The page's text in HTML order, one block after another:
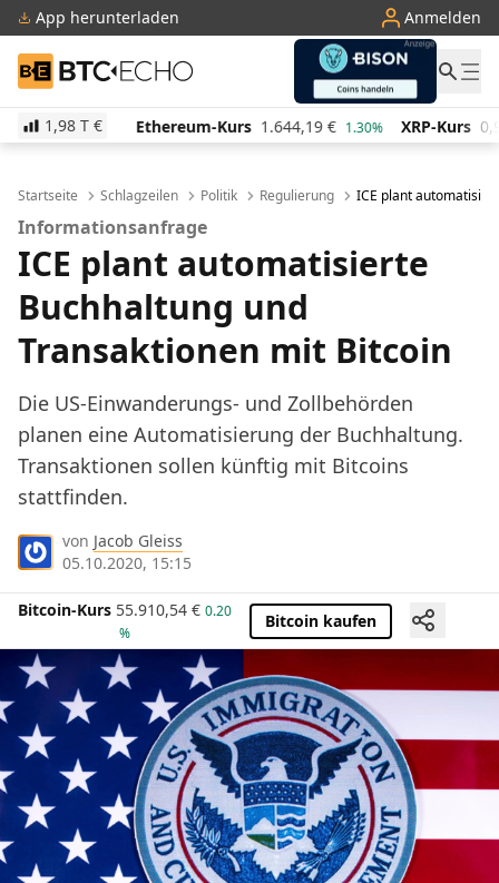
App herunterladen Anmelden
BTC-ECHO
1,98 T €
€ 0.20% Ethereum-Kurs 1.644,19 € 1.30% XRP-Kurs
Startseite Schlagzeilen Politik Regulierung ICE plant
Informationsanfrage
ICE plant automatisierte
Buchhaltung und
Transaktionen mit Bitcoin
Die US-Einwanderungs- und Zollbehörden
planen eine Automatisierung der Buchhaltung.
Transaktionen sollen künftig mit Bitcoins
stattfinden.
von Jacob Gleiss
05.10.2020, 15:15
Bitcoin-Kurs 55.910,54 € 0.20
%
Bitcoin kaufen